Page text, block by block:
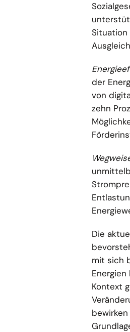
Situation
der
von
zehn
Die
mit sich
Kontext